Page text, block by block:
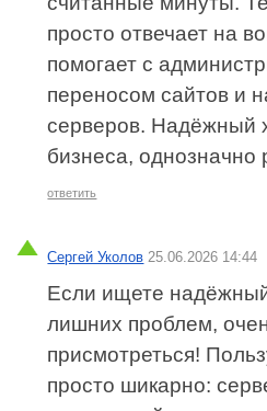
просто отвечает на
помогает с
переносом сайтов и
серверов. Надёжный
бизнеса, однозначно
ответить
Сергей Уколов 25.06.2026 14:44
Если ищете
лишних проблем,
присмотреться!
просто шикарно: